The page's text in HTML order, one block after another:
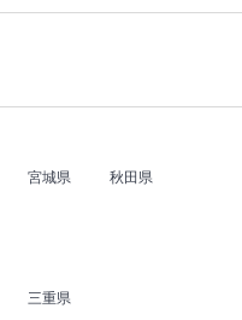
宮城県
秋田県
三重県